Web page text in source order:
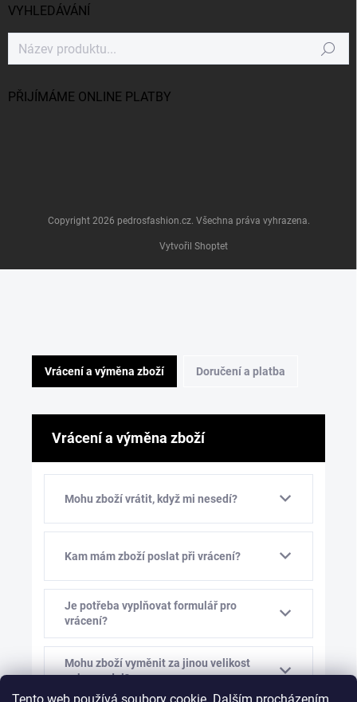
VYHLEDÁVÁNÍ
Hledat
PŘIJÍMÁME ONLINE PLATBY
Vytvořil Shoptet
Copyright 2026 pedrosfashion.cz. Všechna práva vyhrazena.
Vrácení a výměna zboží Doručení a platba
Vrácení a výměna zboží
Mohu zboží vrátit, když mi nesedí?
Kam mám zboží poslat při vrácení?
Je potřeba vyplňovat formulář pro
vrácení?
Mohu zboží vyměnit za jinou velikost
nebo model?